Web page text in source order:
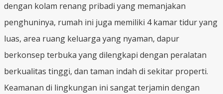
dengan kolam renang pribadi yang memanjakan
penghuninya, rumah ini juga memiliki 4 kamar tidur yang
luas, area ruang keluarga yang nyaman, dapur
berkonsep terbuka yang dilengkapi dengan peralatan
berkualitas tinggi, dan taman indah di sekitar properti.
Keamanan di lingkungan ini sangat terjamin dengan